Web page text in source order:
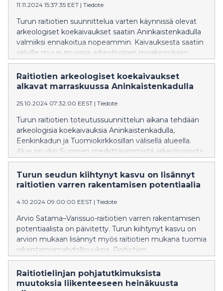
asiantuntemusta.
11.11.2024 15:37:35 EET | Tiedote
Turun raitiotien suunnittelua varten käynnissä olevat
arkeologiset koekaivaukset saatiin Aninkaistenkadulla
valmiiksi ennakoitua nopeammin. Kaivauksesta saatiin
selville muun muassa arkeologisen maakerroksen
paksuus ja tietoa muuratusta kivirakennuksesta.
Koekaivauksia tullaan tekemään myöhemmin vielä
lisää. Liikennejärjestelyt alueella palautetaan ennalleen
Raitiotien arkeologiset koekaivaukset
alkavat marraskuussa Aninkaistenkadulla
25.10.2024 07:32:00 EEST | Tiedote
Turun raitiotien toteutussuunnittelun aikana tehdään
arkeologisia koekaivauksia Aninkaistenkadulla,
Eerikinkadun ja Tuomiokirkkosillan välisellä alueella.
Alue on yksi Suomen merkittävimmistä arkeologisista
kohteista. Työt Aninkaistenkadulla alkavat 4.
marraskuuta 2024.
Turun seudun kiihtynyt kasvu on lisännyt
raitiotien varren rakentamisen potentiaalia
4.10.2024 09:00:00 EEST | Tiedote
Arvio Satama–Varissuo-raitiotien varren rakentamisen
potentiaalista on päivitetty. Turun kiihtynyt kasvu on
arvion mukaan lisännyt myös raitiotien mukana tuomia
rakentamismahdollisuuksia. Raitiotien
kaupunkikehitysvaikutus on Turussa samalla tasolla
muiden Suomen raitiotiekaupunkien kanssa.
Raitiotielinjan pohjatutkimuksista
muutoksia liikenteeseen heinäkuusta